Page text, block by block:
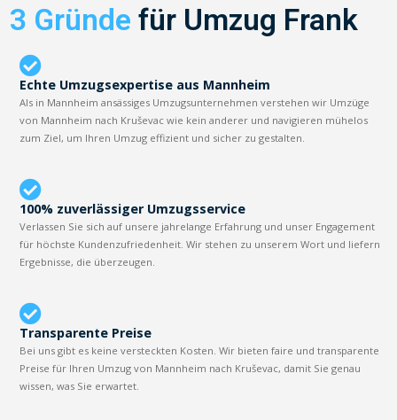
3 Gründe für Umzug Frank
Echte Umzugsexpertise aus Mannheim
Als in Mannheim ansässiges Umzugsunternehmen verstehen wir Umzüge
von Mannheim nach Kruševac wie kein anderer und navigieren mühelos
zum Ziel, um Ihren Umzug effizient und sicher zu gestalten.
100% zuverlässiger Umzugsservice
Verlassen Sie sich auf unsere jahrelange Erfahrung und unser Engagement
für höchste Kundenzufriedenheit. Wir stehen zu unserem Wort und liefern
Ergebnisse, die überzeugen.
Transparente Preise
Bei uns gibt es keine versteckten Kosten. Wir bieten faire und transparente
Preise für Ihren Umzug von Mannheim nach Kruševac, damit Sie genau
wissen, was Sie erwartet.